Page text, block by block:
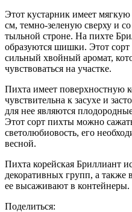
Этот кустарник имеет
см, темно-зеленую сверху и
тыльной строне. На пихте
образуются шишки. Этот
сильный хвойный аромат,
чувствоваться на участке.
Пихта имеет поверхностную
чувствительна к засухе и
для нее являются
Этот сорт пихты можно
светолюбиовость, его
весной.
Пихта корейская Бриллиант
декоративных групп, а также
ее высаживают в контейнеры.
Поделиться: